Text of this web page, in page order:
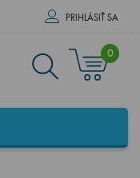
PRIHLÁSIŤ SA
0